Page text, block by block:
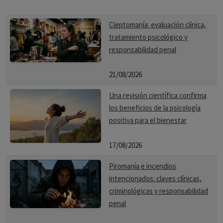
Cleptomanía: evaluación clínica,
tratamiento psicológico y
responsabilidad penal
21/08/2026
Una revisión científica confirma
los beneficios de la psicología
positiva para el bienestar
17/08/2026
Piromanía e incendios
intencionados: claves clínicas,
criminológicas y responsabilidad
penal